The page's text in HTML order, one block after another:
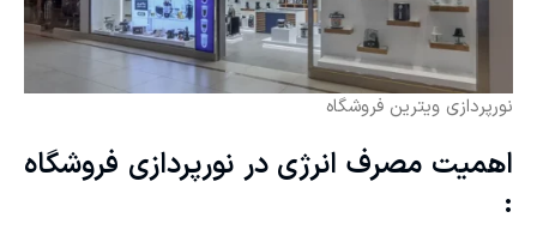
نورپردازی ویترین فروشگاه
اهمیت مصرف انرژی در نورپردازی فروشگاه
: